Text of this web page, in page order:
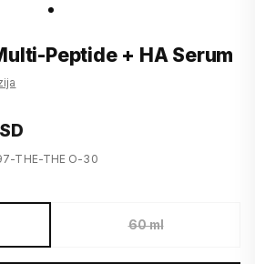
Peptide + HA Serum
THE-THE O-30
60 ml